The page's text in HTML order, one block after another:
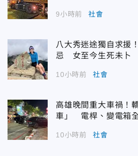
9小時前 社會
八大秀迷途獨自求援
忌 女至今生死未卜
10小時前 社會
高雄晚間重大車禍！
車」 電桿、變電箱
10小時前 社會